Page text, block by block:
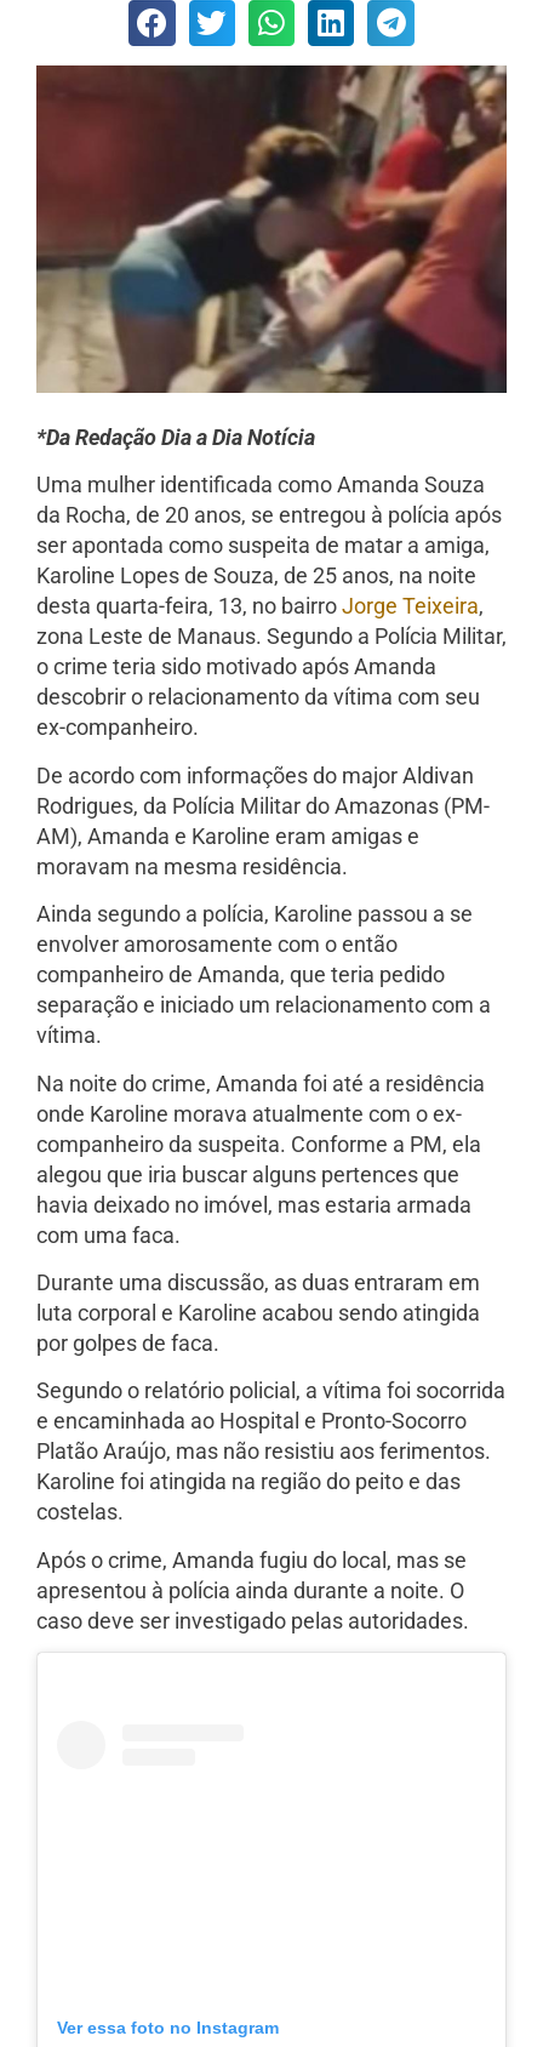
*Da Redação Dia a Dia Notícia
Uma mulher identificada como Amanda Souza
da Rocha, de 20 anos, se entregou à polícia após
ser apontada como suspeita de matar a amiga,
Karoline Lopes de Souza, de 25 anos, na noite
desta quarta-feira, 13, no bairroJorge Teixeira,
zona Leste de Manaus. Segundo a Polícia Militar,
o crime teria sido motivado após Amanda
descobrir o relacionamento da vítima com seu
ex-companheiro.
De acordo com informações do major Aldivan
Rodrigues, da Polícia Militar do Amazonas (PM-
AM), Amanda e Karoline eram amigas e
moravam na mesma residência.
Ainda segundo a polícia, Karoline passou a se
envolver amorosamente com o então
companheiro de Amanda, que teria pedido
separação e iniciado um relacionamento com a
vítima.
Na noite do crime, Amanda foi até a residência
onde Karoline morava atualmente com o ex-
companheiro da suspeita. Conforme a PM, ela
alegou que iria buscar alguns pertences que
havia deixado no imóvel, mas estaria armada
com uma faca.
Durante uma discussão, as duas entraram em
luta corporal e Karoline acabou sendo atingida
por golpes de faca.
Segundo o relatório policial, a vítima foi socorrida
e encaminhada ao Hospital e Pronto-Socorro
Platão Araújo, mas não resistiu aos ferimentos.
Karoline foi atingida na região do peito e das
costelas.
Após o crime, Amanda fugiu do local, mas se
apresentou à polícia ainda durante a noite. O
caso deve ser investigado pelas autoridades.
Ver essa foto no Instagram